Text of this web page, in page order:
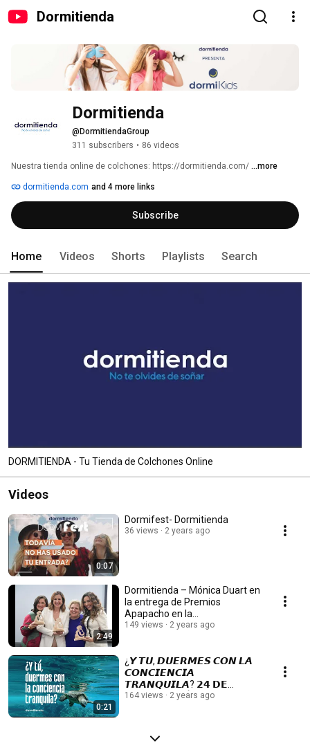
Dormitienda
Dormitienda
@DormitiendaGroup
311 subscribers • 86 videos
Nuestra tienda online de colchones: https://dormitienda.com/ ...more
dormitienda.com and 4 more links
Subscribe
Home Videos Shorts Playlists Search
DORMITIENDA - Tu Tienda de Colchones Online
Videos
0:07
Dormifest- Dormitienda
36 views 2 years ago
2:49
Dormitienda – Mónica Duart en
la entrega de Premios
Apapacho en la
Fundación Bancaja
149 views 2 years ago
0:21
¿𝙔 𝙏𝙐, 𝘿𝙐𝙀𝙍𝙈𝙀𝙎 𝘾𝙊𝙉 𝙇𝘼
𝘾𝙊𝙉𝘾𝙄𝙀𝙉𝘾𝙄𝘼
𝙏𝙍𝘼𝙉𝙌𝙐𝙄𝙇𝘼? 𝟮𝟰 𝗗𝗘
𝗢𝗖𝗧𝗨𝗕𝗥𝗘 𝗗Í𝗔 𝗠𝗨𝗡𝗗𝗜𝗔𝗟
164 views 2 years ago